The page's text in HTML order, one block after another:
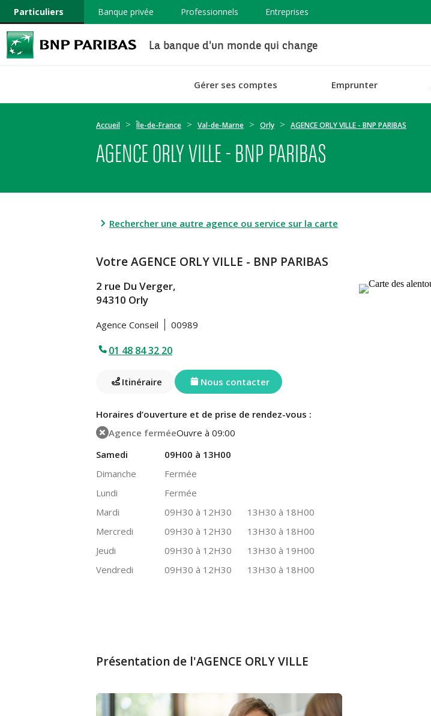
Particuliers Banque privée Professionnels Entreprises
La banque d'un monde qui change
Gérer ses comptes Emprunter
Accueil Île-de-France Val-de-Marne Orly AGENCE ORLY VILLE - BNP PARIBAS
AGENCE ORLY VILLE - BNP PARIBAS
Rechercher une autre agence ou service sur la carte
Votre AGENCE ORLY VILLE - BNP PARIBAS
2 rue Du Verger,
94310 Orly
Agence Conseil 00989
01 48 84 32 20
Itinéraire Nous contacter
Horaires d’ouverture et de prise de rendez-vous :
Agence ferméeOuvre à 09:00
Samedi
09H00 à 13H00
Dimanche
Fermée
Lundi
Fermée
Mardi
09H30 à 12H30
13H30 à 18H00
Mercredi
09H30 à 12H30
13H30 à 18H00
Jeudi
09H30 à 12H30
13H30 à 19H00
Vendredi
09H30 à 12H30 13H30 à 18H00
Présentation de l'AGENCE ORLY VILLE